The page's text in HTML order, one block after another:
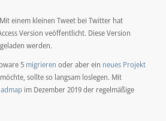
einem kleinen Tweet bei Twitter hat
Version veöffentlicht. Diese Version
werden.
5 migrieren oder aber ein neues Projekt
sollte so langsam loslegen. Mit
im Dezember 2019 der regelmäßige